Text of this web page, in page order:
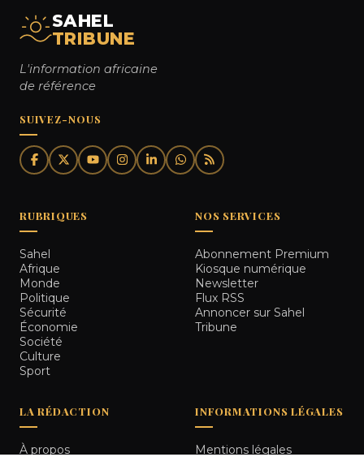
SAHEL
TRIBUNE
L'information africaine
de référence
SUIVEZ-NOUS
RUBRIQUES
Sahel
Afrique
Monde
Politique
Sécurité
Économie
Société
Culture
Sport
NOS SERVICES
Abonnement Premium
Kiosque numérique
Newsletter
Flux RSS
Annoncer sur Sahel
Tribune
LA RÉDACTION
À propos
INFORMATIONS LÉGALES
Mentions légales